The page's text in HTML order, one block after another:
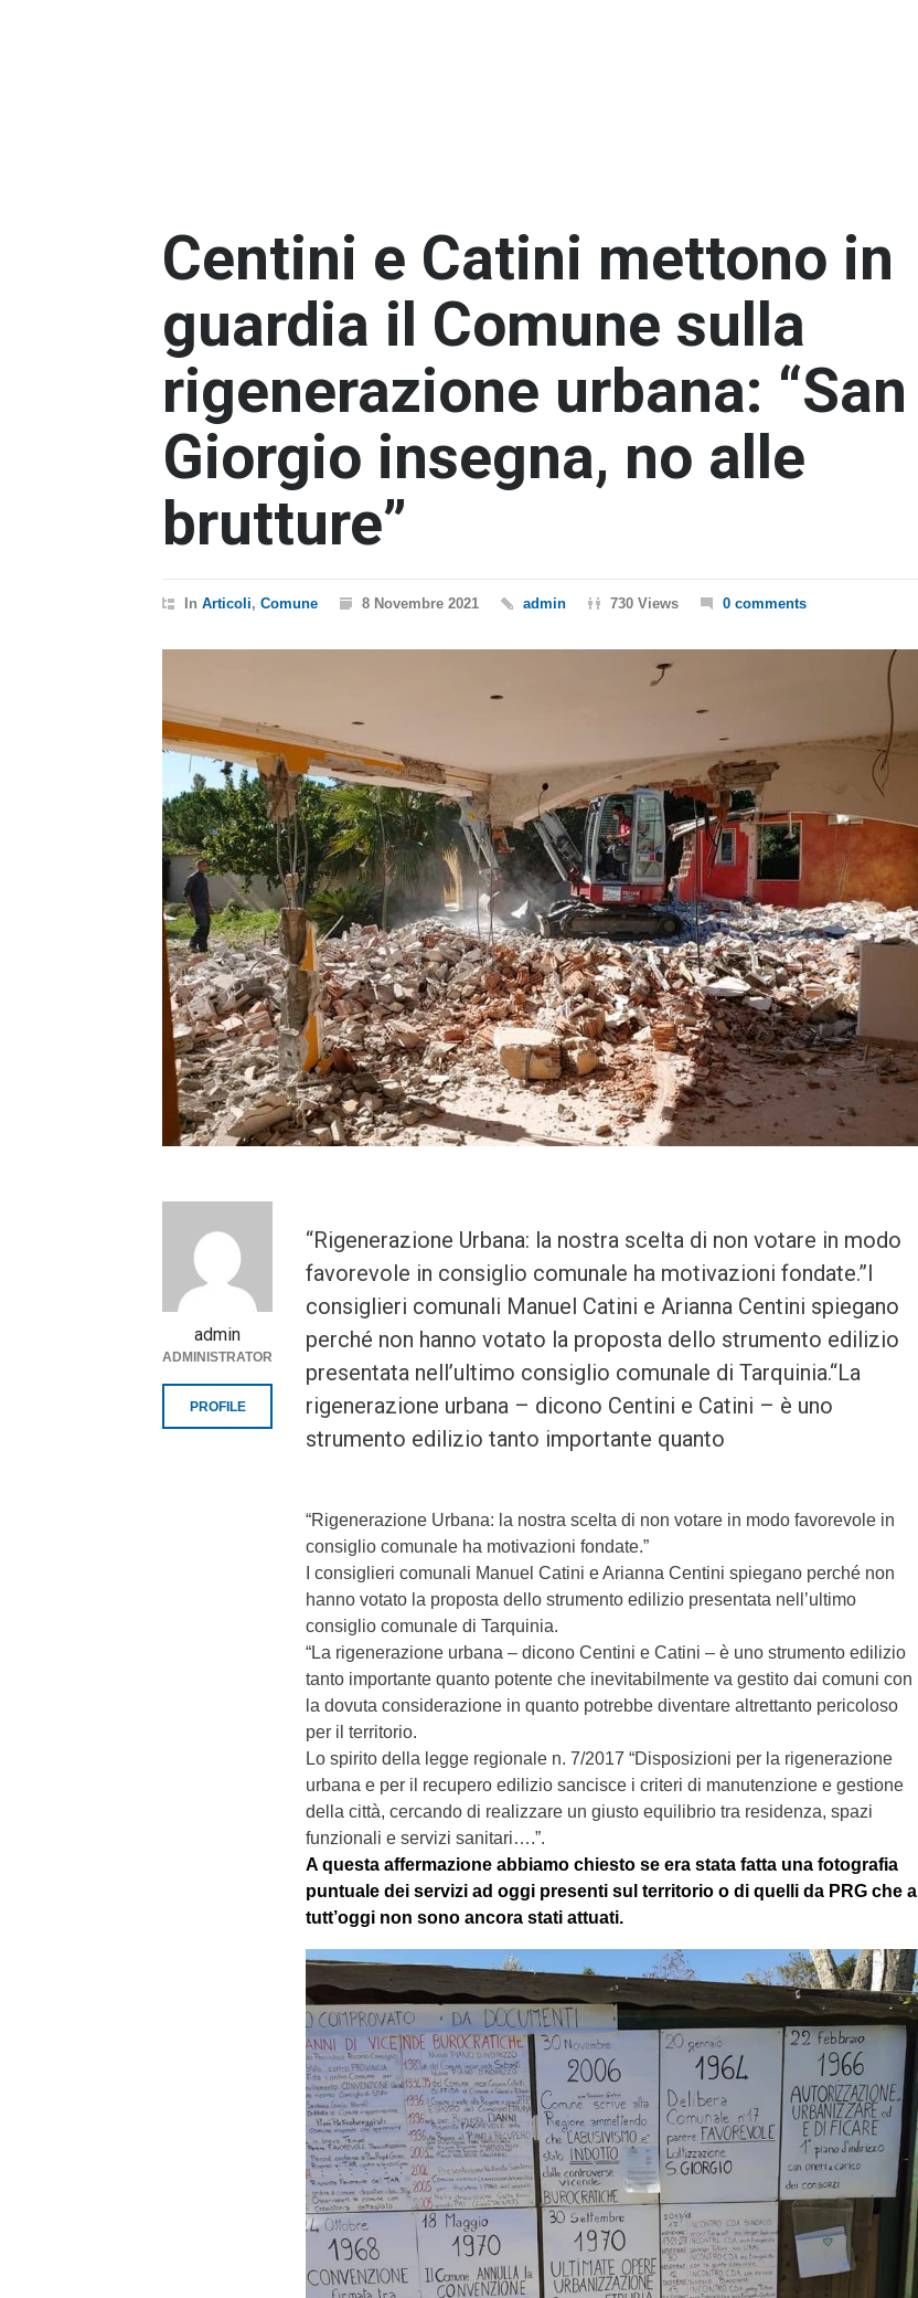
Centini e Catini mettono in
guardia il Comune sulla
rigenerazione urbana: “San
Giorgio insegna, no alle
brutture”
In Articoli, Comune 8 Novembre 2021 admin 730 Views 0 comments
“Rigenerazione Urbana: la nostra scelta di non votare in modo
favorevole in consiglio comunale ha motivazioni fondate.”I
consiglieri comunali Manuel Catini e Arianna Centini spiegano
perché non hanno votato la proposta dello strumento edilizio
presentata nell’ultimo consiglio comunale di Tarquinia.“La
rigenerazione urbana – dicono Centini e Catini – è uno
strumento edilizio tanto importante quanto
“Rigenerazione Urbana: la nostra scelta di non votare in modo favorevole in
consiglio comunale ha motivazioni fondate.”
I consiglieri comunali Manuel Catini e Arianna Centini spiegano perché non
hanno votato la proposta dello strumento edilizio presentata nell’ultimo
consiglio comunale di Tarquinia.
“La rigenerazione urbana – dicono Centini e Catini – è uno strumento edilizio
tanto importante quanto potente che inevitabilmente va gestito dai comuni con
la dovuta considerazione in quanto potrebbe diventare altrettanto pericoloso
per il territorio.
Lo spirito della legge regionale n. 7/2017 “Disposizioni per la rigenerazione
urbana e per il recupero edilizio sancisce i criteri di manutenzione e gestione
della città, cercando di realizzare un giusto equilibrio tra residenza, spazi
funzionali e servizi sanitari….”.
A questa affermazione abbiamo chiesto se era stata fatta una fotografia
puntuale dei servizi ad oggi presenti sul territorio o di quelli da PRG che a
tutt’oggi non sono ancora stati attuati.
admin
ADMINISTRATOR
PROFILE